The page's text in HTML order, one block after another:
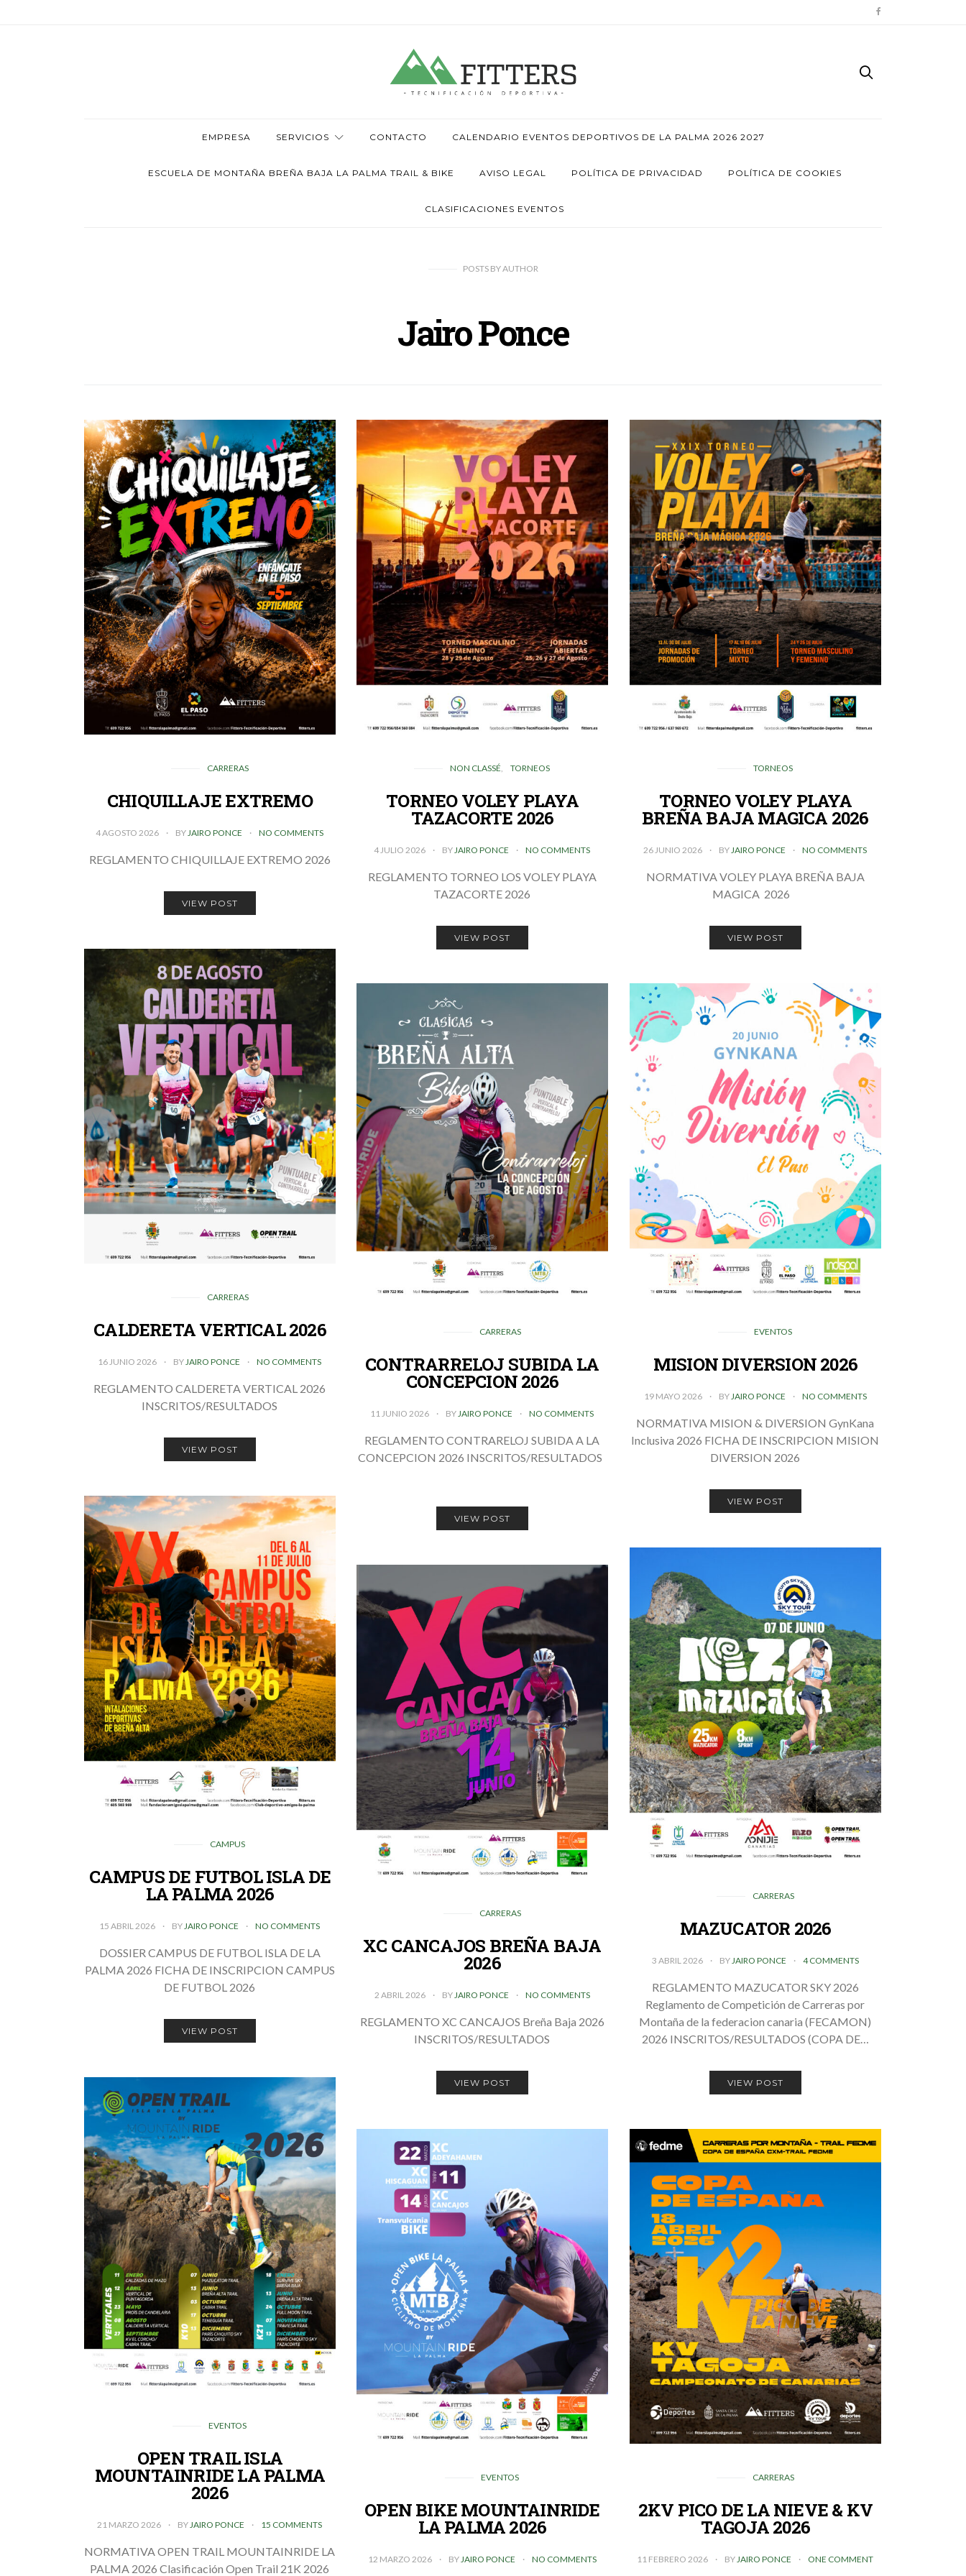
EMPRESA SERVICIOS CONTACTO CALENDARIO EVENTOS DEPORTIVOS DE LA PALMA 2026 2027
ESCUELA DE MONTAÑA BREÑA BAJA LA PALMA TRAIL & BIKE AVISO LEGAL POLÍTICA DE PRIVACIDAD POLÍTICA DE COOKIES
CLASIFICACIONES EVENTOS
POSTS BYAUTHOR
Jairo Ponce
CARRERAS
CHIQUILLAJE EXTREMO
4 AGOSTO 2026 BY JAIRO PONCE NO COMMENTS
REGLAMENTO CHIQUILLAJE EXTREMO 2026
VIEW POST
NON CLASSÉ TORNEOS
TORNEO VOLEY PLAYA
TAZACORTE 2026
4 JULIO 2026 BY JAIRO PONCE NO COMMENTS
REGLAMENTO TORNEO LOS VOLEY PLAYA
TAZACORTE 2026
VIEW POST
TORNEOS
TORNEO VOLEY PLAYA
BREÑA BAJA MAGICA 2026
26 JUNIO 2026 BY JAIRO PONCE NO COMMENTS
NORMATIVA VOLEY PLAYA BREÑA BAJA
MAGICA 2026
VIEW POST
CARRERAS
CALDERETA VERTICAL 2026
16 JUNIO 2026 BY JAIRO PONCE NO COMMENTS
REGLAMENTO CALDERETA VERTICAL 2026
INSCRITOS/RESULTADOS
VIEW POST
CARRERAS
CONTRARRELOJ SUBIDA LA
CONCEPCION 2026
11 JUNIO 2026 BY JAIRO PONCE NO COMMENTS
REGLAMENTO CONTRARELOJ SUBIDA A LA
CONCEPCION 2026 INSCRITOS/RESULTADOS
VIEW POST
EVENTOS
MISION DIVERSION 2026
19 MAYO 2026 BY JAIRO PONCE NO COMMENTS
NORMATIVA MISION & DIVERSION GynKana
Inclusiva 2026 FICHA DE INSCRIPCION MISION
DIVERSION 2026
VIEW POST
CAMPUS
CAMPUS DE FUTBOL ISLA DE
LA PALMA 2026
15 ABRIL 2026 BY JAIRO PONCE NO COMMENTS
DOSSIER CAMPUS DE FUTBOL ISLA DE LA
PALMA 2026 FICHA DE INSCRIPCION CAMPUS
DE FUTBOL 2026
VIEW POST
CARRERAS
MAZUCATOR 2026
3 ABRIL 2026 BY JAIRO PONCE 4 COMMENTS
REGLAMENTO MAZUCATOR SKY 2026
Reglamento de Competición de Carreras por
Montaña de la federacion canaria (FECAMON)
2026 INSCRITOS/RESULTADOS (COPA DE…
VIEW POST
CARRERAS
XC CANCAJOS BREÑA BAJA
2026
2 ABRIL 2026 BY JAIRO PONCE NO COMMENTS
REGLAMENTO XC CANCAJOS Breña Baja 2026
INSCRITOS/RESULTADOS
VIEW POST
EVENTOS
OPEN TRAIL ISLA
MOUNTAINRIDE LA PALMA
2026
21 MARZO 2026 BY JAIRO PONCE 15 COMMENTS
NORMATIVA OPEN TRAIL MOUNTAINRIDE LA
PALMA 2026 Clasificación Open Trail 21K 2026
EVENTOS
OPEN BIKE MOUNTAINRIDE
LA PALMA 2026
12 MARZO 2026 BY JAIRO PONCE NO COMMENTS
CARRERAS
2KV PICO DE LA NIEVE & KV
TAGOJA 2026
11 FEBRERO 2026 BY JAIRO PONCE ONE COMMENT